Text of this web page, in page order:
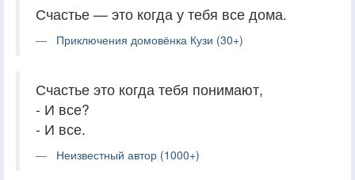
Счастье — это когда у тебя все дома.
Приключения домовёнка Кузи (30+)
Счастье это когда тебя понимают,
- И все?
- И все.
Неизвестный автор (1000+)